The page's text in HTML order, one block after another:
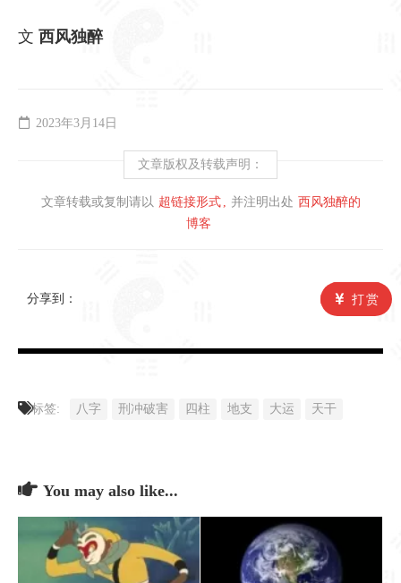
文 西风独醉
2023年3月14日
文章版权及转载声明：
文章转载或复制请以 超链接形式 并注明出处 西风独醉的
博客
分享到： 打赏
标签: 八字 刑冲破害 四柱 地支 大运 天干
You may also like...